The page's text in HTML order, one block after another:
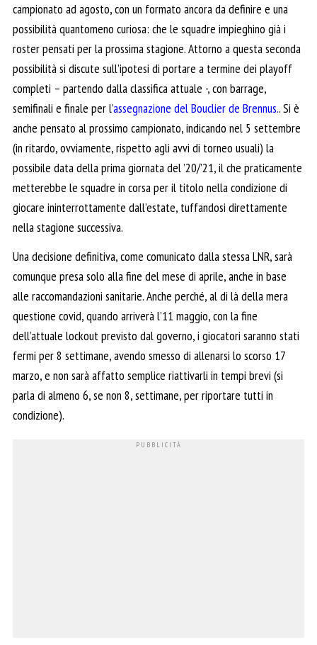
campionato ad agosto, con un formato ancora da definire e una
possibilità quantomeno curiosa: che le squadre impieghino già i
roster pensati per la prossima stagione. Attorno a questa seconda
possibilità si discute sull’ipotesi di portare a termine dei playoff
completi – partendo dalla classifica attuale -, con barrage,
semifinali e finale per l’assegnazione del Bouclier de Brennus.. Si è
anche pensato al prossimo campionato, indicando nel 5 settembre
(in ritardo, ovviamente, rispetto agli avvi di torneo usuali) la
possibile data della prima giornata del ’20/’21, il che praticamente
metterebbe le squadre in corsa per il titolo nella condizione di
giocare ininterrottamente dall’estate, tuffandosi direttamente
nella stagione successiva.
Una decisione definitiva, come comunicato dalla stessa LNR, sarà
comunque presa solo alla fine del mese di aprile, anche in base
alle raccomandazioni sanitarie. Anche perché, al di là della mera
questione covid, quando arriverà l’11 maggio, con la fine
dell’attuale lockout previsto dal governo, i giocatori saranno stati
fermi per 8 settimane, avendo smesso di allenarsi lo scorso 17
marzo, e non sarà affatto semplice riattivarli in tempi brevi (si
parla di almeno 6, se non 8, settimane, per riportare tutti in
condizione).